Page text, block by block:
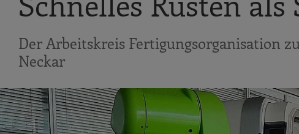
Der Arbeitskreis Fertigungsorganisation
Neckar